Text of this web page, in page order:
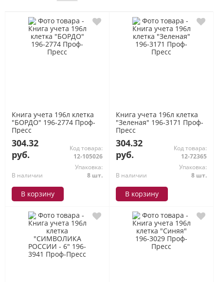
Книга учета 196л клетка
"БОРДО" 196-2774 Проф-
Пресс
304.32
руб.
Код товара:
12-105026
В наличии
Упаковка:
8 шт.
В корзину
Книга учета 196л клетка
"Зеленая" 196-3171 Проф-
Пресс
304.32
руб.
Код товара:
12-72365
В наличии
Упаковка:
8 шт.
В корзину